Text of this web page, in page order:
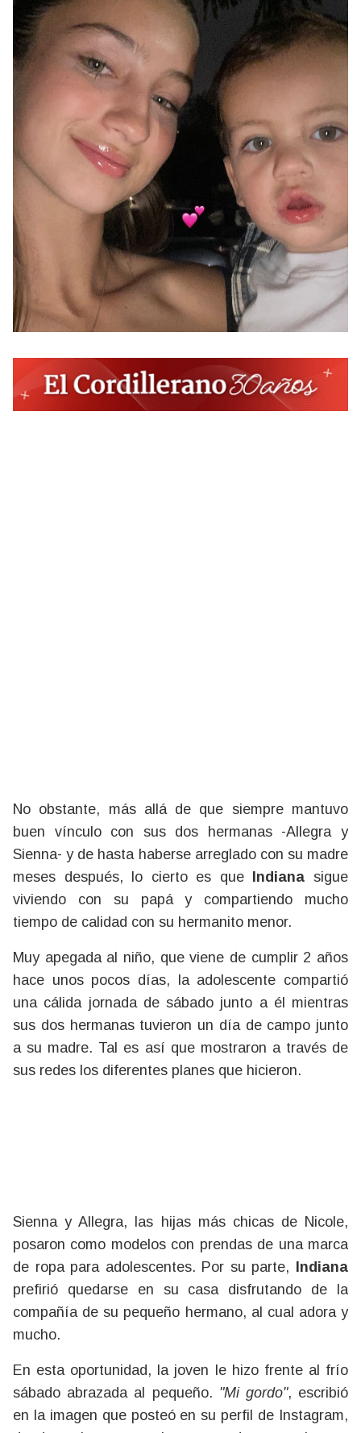
No obstante, más allá de que siempre mantuvo
buen vínculo con sus dos hermanas -Allegra y
Sienna- y de hasta haberse arreglado con su madre
meses después, lo cierto es que Indianasigue
viviendo con su papá y compartiendo mucho
tiempo de calidad con su hermanito menor.
Muy apegada al niño, que viene de cumplir 2 años
hace unos pocos días, la adolescente compartió
una cálida jornada de sábado junto a él mientras
sus dos hermanas tuvieron un día de campo junto
a su madre. Tal es así que mostraron a través de
sus redes los diferentes planes que hicieron.
Sienna y Allegra, las hijas más chicas de Nicole,
posaron como modelos con prendas de una marca
de ropa para adolescentes. Por su parte, Indiana
prefirió quedarse en su casa disfrutando de la
compañía de su pequeño hermano, al cual adora y
mucho.
En esta oportunidad, la joven le hizo frente al frío
sábado abrazada al pequeño. "Mi gordo", escribió
en la imagen que posteó en su perfil de Instagram,